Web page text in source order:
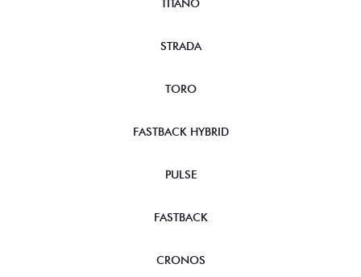
TITANO
STRADA
TORO
FASTBACK HYBRID
PULSE
FASTBACK
CRONOS